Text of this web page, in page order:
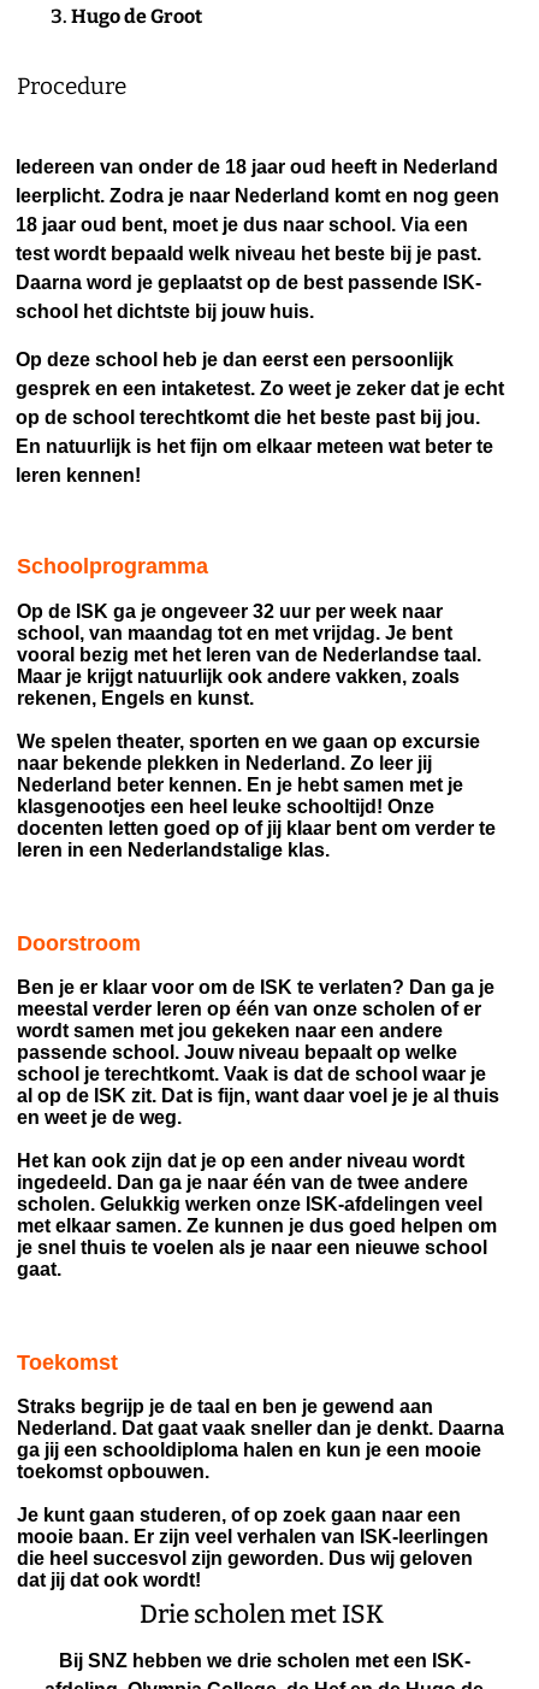
Hugo de Groot
Procedure
Iedereen van onder de 18 jaar oud heeft in Nederland
leerplicht. Zodra je naar Nederland komt en nog geen
18 jaar oud bent, moet je dus naar school. Via een
test wordt bepaald welk niveau het beste bij je past.
Daarna word je geplaatst op de best passende ISK-
school het dichtste bij jouw huis.
Op deze school heb je dan eerst een persoonlijk
gesprek en een intaketest. Zo weet je zeker dat je echt
op de school terechtkomt die het beste past bij jou.
En natuurlijk is het fijn om elkaar meteen wat beter te
leren kennen!
Schoolprogramma
Op de ISK ga je ongeveer 32 uur per week naar
school, van maandag tot en met vrijdag. Je bent
vooral bezig met het leren van de Nederlandse taal.
Maar je krijgt natuurlijk ook andere vakken, zoals
rekenen, Engels en kunst.
We spelen theater, sporten en we gaan op excursie
naar bekende plekken in Nederland. Zo leer jij
Nederland beter kennen. En je hebt samen met je
klasgenootjes een heel leuke schooltijd! Onze
docenten letten goed op of jij klaar bent om verder te
leren in een Nederlandstalige klas.
Doorstroom
Ben je er klaar voor om de ISK te verlaten? Dan ga je
meestal verder leren op één van onze scholen of er
wordt samen met jou gekeken naar een andere
passende school. Jouw niveau bepaalt op welke
school je terechtkomt. Vaak is dat de school waar je
al op de ISK zit. Dat is fijn, want daar voel je je al thuis
en weet je de weg.
Het kan ook zijn dat je op een ander niveau wordt
ingedeeld. Dan ga je naar één van de twee andere
scholen. Gelukkig werken onze ISK-afdelingen veel
met elkaar samen. Ze kunnen je dus goed helpen om
je snel thuis te voelen als je naar een nieuwe school
gaat.
Toekomst
Straks begrijp je de taal en ben je gewend aan
Nederland. Dat gaat vaak sneller dan je denkt. Daarna
ga jij een schooldiploma halen en kun je een mooie
toekomst opbouwen.
Je kunt gaan studeren, of op zoek gaan naar een
mooie baan. Er zijn veel verhalen van ISK-leerlingen
die heel succesvol zijn geworden. Dus wij geloven
dat jij dat ook wordt!
Drie scholen met ISK
Bij SNZ hebben we drie scholen met een ISK-